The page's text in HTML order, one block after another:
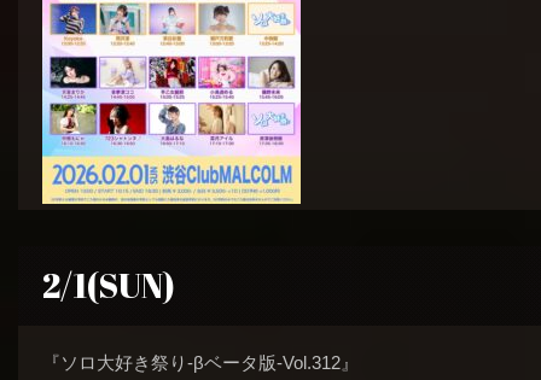
2/1(SUN)
『ソロ大好き祭り-βベータ版-Vol.312』